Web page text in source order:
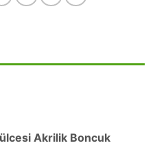
Akrilik Boncuk